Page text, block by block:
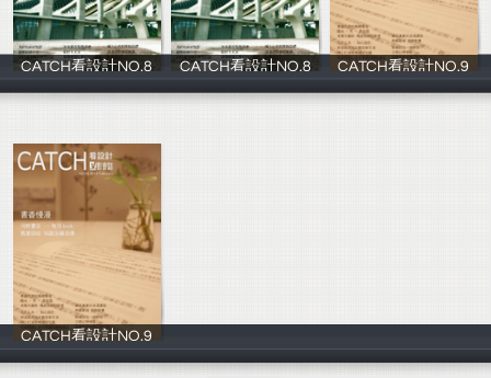
CATCH看設計NO.8
影音誌
CATCH看設計NO.8
影音誌
CATCH看設計NO.9
影音誌
CATCH看設計NO.9
影音誌